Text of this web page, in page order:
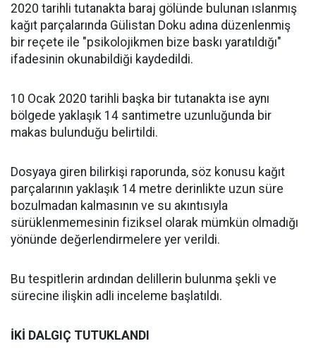
2020 tarihli tutanakta baraj gölünde bulunan ıslanmış
kağıt parçalarında Gülistan Doku adına düzenlenmiş
bir reçete ile "psikolojikmen bize baskı yaratıldığı"
ifadesinin okunabildiği kaydedildi.
10 Ocak 2020 tarihli başka bir tutanakta ise aynı
bölgede yaklaşık 14 santimetre uzunluğunda bir
makas bulunduğu belirtildi.
Dosyaya giren bilirkişi raporunda, söz konusu kağıt
parçalarının yaklaşık 14 metre derinlikte uzun süre
bozulmadan kalmasının ve su akıntısıyla
sürüklenmemesinin fiziksel olarak mümkün olmadığı
yönünde değerlendirmelere yer verildi.
Bu tespitlerin ardından delillerin bulunma şekli ve
sürecine ilişkin adli inceleme başlatıldı.
İKİ DALGIÇ TUTUKLANDI